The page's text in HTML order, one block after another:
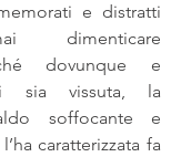
e distratti
dimenticare
dovunque e
sia vissuta, la
soffocante e
caratterizzata fa